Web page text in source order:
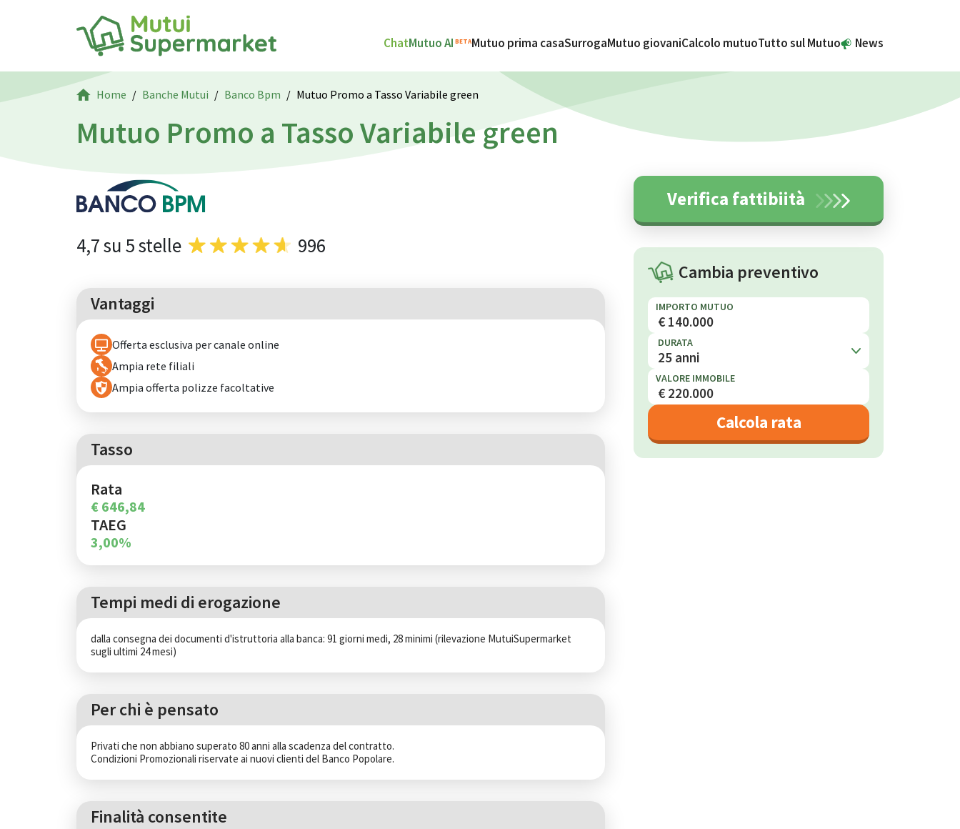
ChatMutuo AI BETAMutuo prima casaSurrogaMutuo giovaniCalcolo mutuoTutto sul Mutuo News
Home Banche Mutui Banco Bpm Mutuo Promo a Tasso Variabile green
Mutuo Promo a Tasso Variabile green
4,7su 5 stelle 996
Vantaggi
Offerta esclusiva per canale online
Ampia rete filiali
Ampia offerta polizze facoltative
Tasso
Rata
€ 646,84
TAEG
3,00%
Tempi medi di erogazione
dalla consegna dei documenti d'istruttoria alla banca: 91 giorni medi, 28 minimi (rilevazione MutuiSupermarket
sugli ultimi 24 mesi)
Per chi è pensato
Privati che non abbiano superato 80 anni alla scadenza del contratto.
Condizioni Promozionali riservate ai nuovi clienti del Banco Popolare.
Finalità consentite
Verifica fattibiità
Cambia preventivo
IMPORTO MUTUO
DURATA
25 anni
VALORE IMMOBILE
Calcola rata